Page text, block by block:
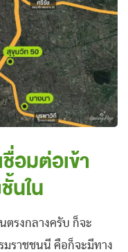
อมต่อเข้า
นใน
รงกลางครับ ก็จะ
มราชชนนี คือก็จะมีทาง